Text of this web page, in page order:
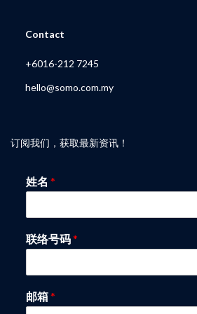
Contact
+6016-212 7245
hello@somo.com.my
订阅我们，获取最新资讯！
姓名 *
联络号码*
邮箱*